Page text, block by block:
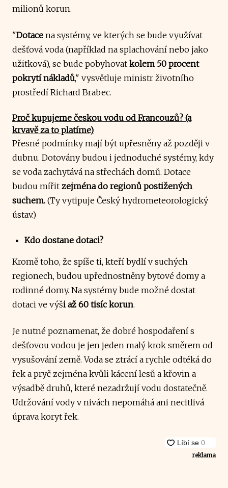
milionů korun.
"Dotace na systémy, ve kterých se bude využívat
dešťová voda (například na splachování nebo jako
užitková), se bude pobyhovat kolem 50 procent
pokrytí nákladů," vysvětluje ministr životního
prostředí Richard Brabec.
Proč kupujeme českou vodu od Francouzů? (a
krvavě za to platíme)
Přesné podmínky mají být upřesněny až později v
dubnu. Dotovány budou i jednoduché systémy, kdy
se voda zachytává na střechách domů. Dotace
budou mířit zejména do regionů postižených
suchem. (Ty vytipuje Český hydrometeorologický
ústav.)
Kdo dostane dotaci?
Kromě toho, že spíše ti, kteří bydlí v suchých
regionech, budou upřednostněny bytové domy a
rodinné domy. Na systémy bude možné dostat
dotaci ve výši až 60 tisíc korun.
Je nutné poznamenat, že dobré hospodaření s
dešťovou vodou je jen jeden malý krok směrem od
vysušování země. Voda se ztrácí a rychle odtéká do
řek a pryč zejména kvůli kácení lesů a křovin a
výsadbě druhů, které nezadržují vodu dostatečně.
Udržování vody v nivách nepomáhá ani necitlivá
úprava koryt řek.
reklama